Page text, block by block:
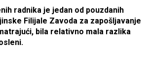
radnika je jedan od pouzdanih
Filijale Zavoda za zapošljavanje
bila relativno mala razlika